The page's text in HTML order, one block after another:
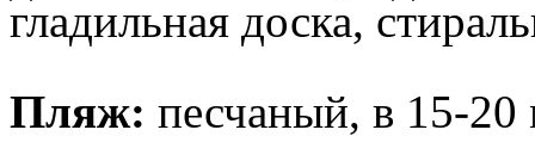
гладильная доска,
Пляж: песчаный, в 15-